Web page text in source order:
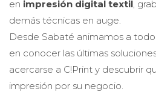
en impresión digital textil,
demás técnicas en auge.
Desde Sabaté animamos a
en conocer las últimas
acercarse a C!Print y descubrir
impresión por su negocio.